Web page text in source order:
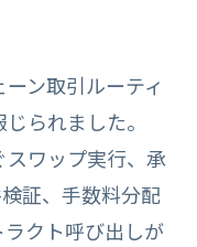
ン取引ルーティ
られました。
ワップ実行、承
証、手数料分配
クト呼び出しが